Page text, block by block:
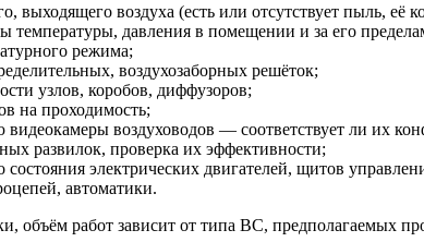
выходящего воздуха (есть или отсутствует пыль,
температуры, давления в помещении и за его
режима;
воздухозаборных решёток;
узлов, коробов, диффузоров;
на проходимость;
воздуховодов — соответствует ли их
развилок, проверка их эффективности;
состояния электрических двигателей, щитов
автоматики.
объём работ зависит от типа ВС, предполагаемых